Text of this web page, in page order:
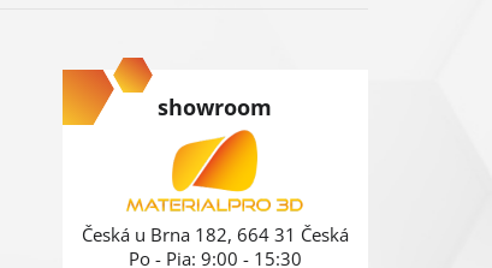
showroom
Česká u Brna 182, 664 31 Česká
Po - Pia: 9:00 - 15:30